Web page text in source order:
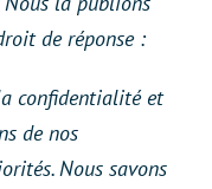
de réponse :
confidentialité et
de nos
Nous savons